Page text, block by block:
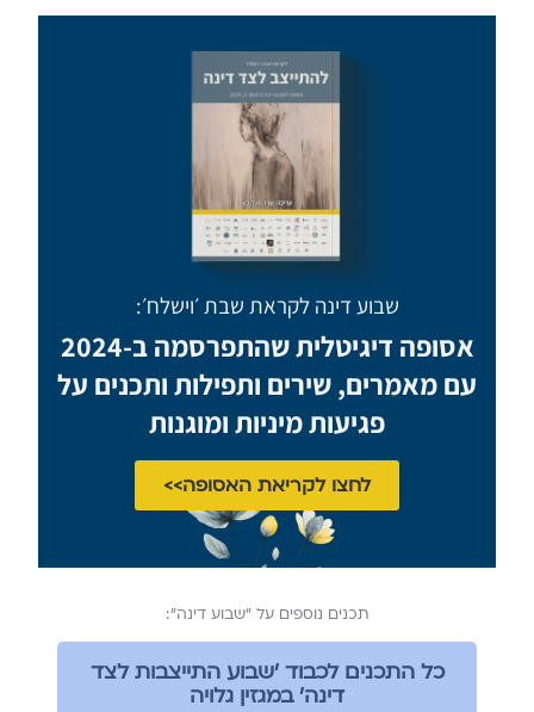
שבוע דינה לקראת שבת ׳וישלח׳:
אסופה דיגיטלית שהתפרסמה ב-2024
עם מאמרים, שירים ותפילות ותכנים על
פגיעות מיניות ומוגנות
לחצו לקריאת האסופה>>
תכנים נוספים על ״שבוע דינה״:
כל התכנים לכבוד ׳שבוע התייצבות לצד
דינה׳ במגזין גלויה